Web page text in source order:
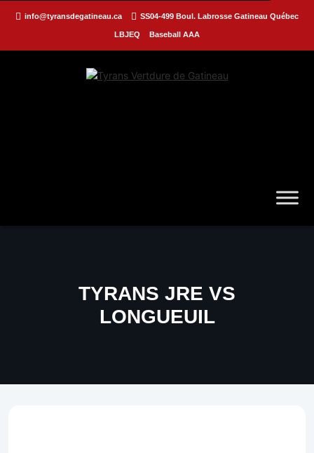
info@tyransdegatineau.ca SS04-499 Boul. Labrosse Gatineau Québec
LBJEQ Baseball AAA
TYRANS JRE VS
LONGUEUIL